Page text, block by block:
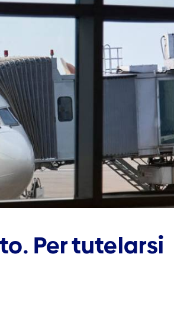
Per tutelarsi